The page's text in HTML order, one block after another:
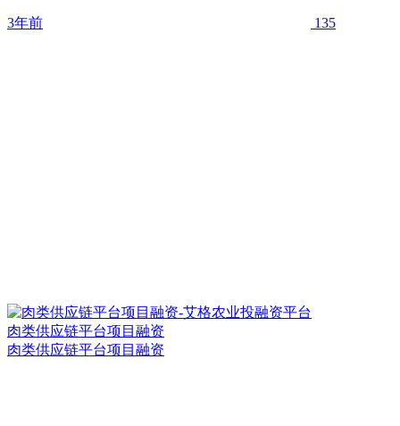
3年前 135
肉类供应链平台项目融资
肉类供应链平台项目融资